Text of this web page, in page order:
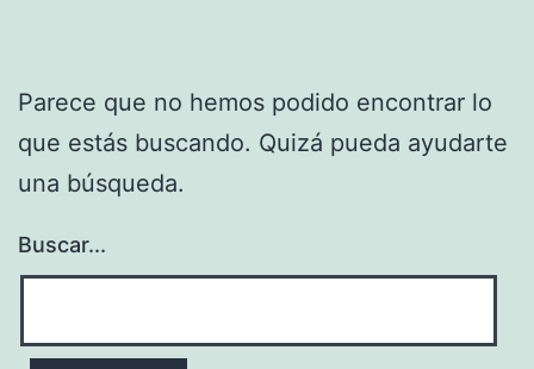
Parece que no hemos podido encontrar lo
que estás buscando. Quizá pueda ayudarte
una búsqueda.
Buscar...